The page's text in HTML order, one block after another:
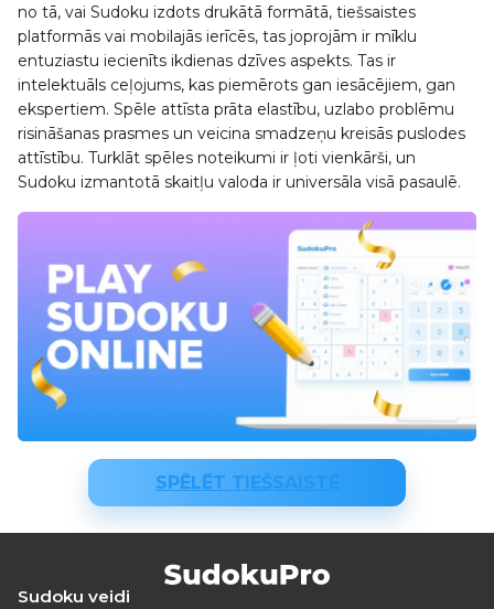
no tā, vai Sudoku izdots drukātā formātā, tiešsaistes
platformās vai mobilajās ierīcēs, tas joprojām ir mīklu
entuziastu iecienīts ikdienas dzīves aspekts. Tas ir
intelektuāls ceļojums, kas piemērots gan iesācējiem, gan
ekspertiem. Spēle attīsta prāta elastību, uzlabo problēmu
risināšanas prasmes un veicina smadzeņu kreisās puslodes
attīstību. Turklāt spēles noteikumi ir ļoti vienkārši, un
Sudoku izmantotā skaitļu valoda ir universāla visā pasaulē.
SPĒLĒT TIEŠSAISTĒ
Sudoku veidi